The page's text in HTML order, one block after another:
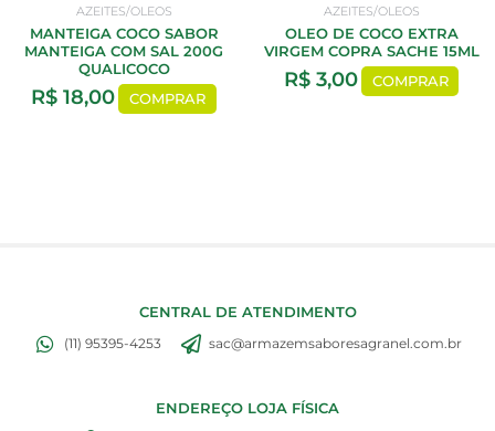
AZEITES/OLEOS
MANTEIGA COCO SABOR
MANTEIGA COM SAL 200G
QUALICOCO
R$ 18,00 COMPRAR
AZEITES/OLEOS
OLEO DE COCO EXTRA
VIRGEM COPRA SACHE 15ML
R$3,00 COMPRAR
CENTRAL DE ATENDIMENTO
(11) 95395-4253 sac@armazemsaboresagranel.com.br
ENDEREÇO LOJA FÍSICA